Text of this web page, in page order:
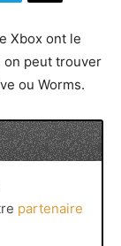
Xbox ont le
on peut trouver
ou Worms.
partenaire